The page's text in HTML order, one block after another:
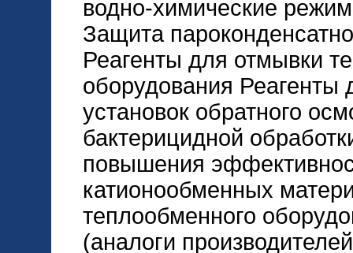
водно-химические
Защита
Реагенты для отмывки
оборудования Реагенты
установок обратного
бактерицидной
повышения
катионообменных
теплообменного
(аналоги